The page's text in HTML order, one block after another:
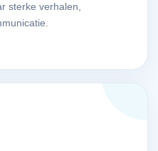
sterke verhalen,